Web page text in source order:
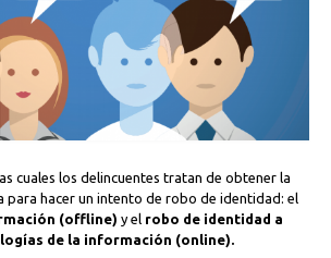
cuales los delincuentes tratan de obtener la
para hacer un intento de robo de identidad: el
(offline) y el robo de identidad a
de la información (online).